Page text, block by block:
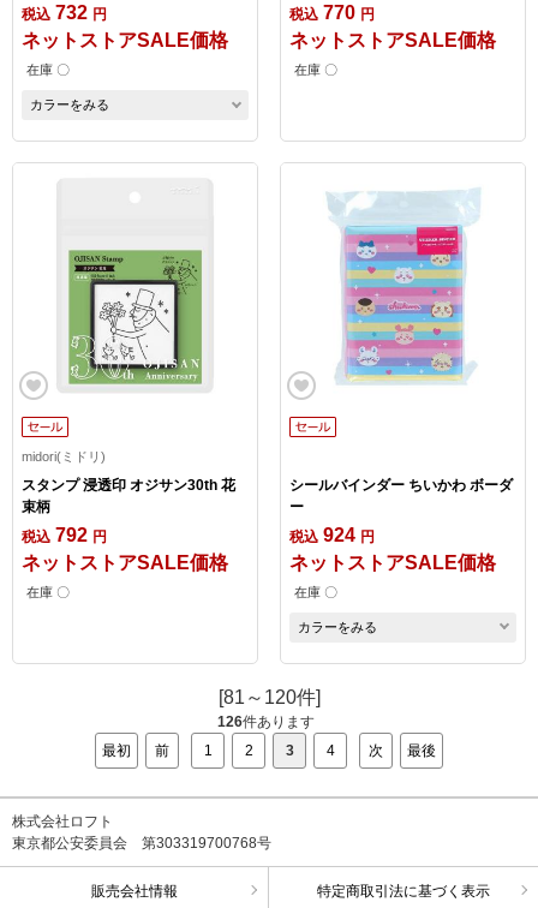
税込 732 円
ネットストアSALE価格
在庫 〇
カラーをみる
税込 770 円
ネットストアSALE価格
在庫 〇
midori(ミドリ)
スタンプ 浸透印 オジサン30th 花
束柄
税込 792 円
ネットストアSALE価格
在庫 〇
シールバインダー ちいかわ ボーダ
ー
税込 924 円
ネットストアSALE価格
在庫 〇
カラーをみる
[81～120件]
126件あります
最初
前 1 2 3 4 次 最後
株式会社ロフト
東京都公安委員会 第303319700768号
販売会社情報 特定商取引法に基づく表示